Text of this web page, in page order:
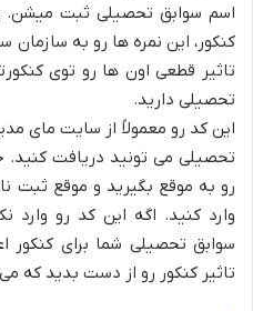
اسم سوابق تحصیلی ثبت میشن.
کنکور، این نمره ها رو به
تاثیر قطعی اون ها رو توی
تحصیلی دارید.
تحصیلی می تونید دریافت
رو به موقع بگیرید و موقع ثبت
وارد کنید. اگه این کد رو وارد
سوابق تحصیلی شما برای کنکور
تاثیر کنکور رو از دست بدید که